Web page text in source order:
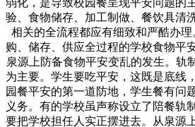
验、食物储存、加工制做、餐饮具
相关的全流程都应有细致和严酷办
购、储存、供应全过程的学校食物平
泉源上防备食物平安变乱的发生。轨
为主要。学生要吃平安，这既是底线
园餐平安的第一道防地，学生餐有问
义务。有的学校虽声称设立了陪餐轨
要把学校担任人实正摆进去。从泉源